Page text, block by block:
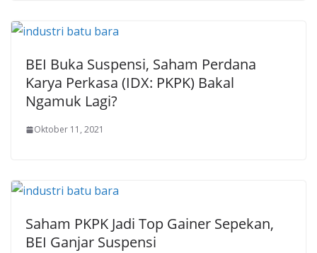
BEI Buka Suspensi, Saham Perdana
Karya Perkasa (IDX: PKPK) Bakal
Ngamuk Lagi?
Oktober 11, 2021
Saham PKPK Jadi Top Gainer Sepekan,
BEI Ganjar Suspensi